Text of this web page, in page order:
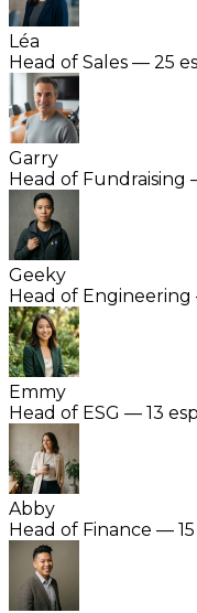
Léa
Head of Sales — 25
Garry
Head of Fundraising
Geeky
Head of Engineering
Emmy
Head of ESG — 13
Abby
Head of Finance —